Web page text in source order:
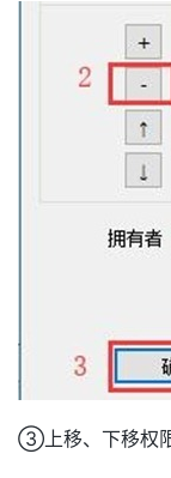
③上移、下移权